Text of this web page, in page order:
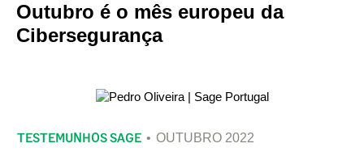
Outubro é o mês europeu da
Cibersegurança
TESTEMUNHOS SAGE OUTUBRO 2022